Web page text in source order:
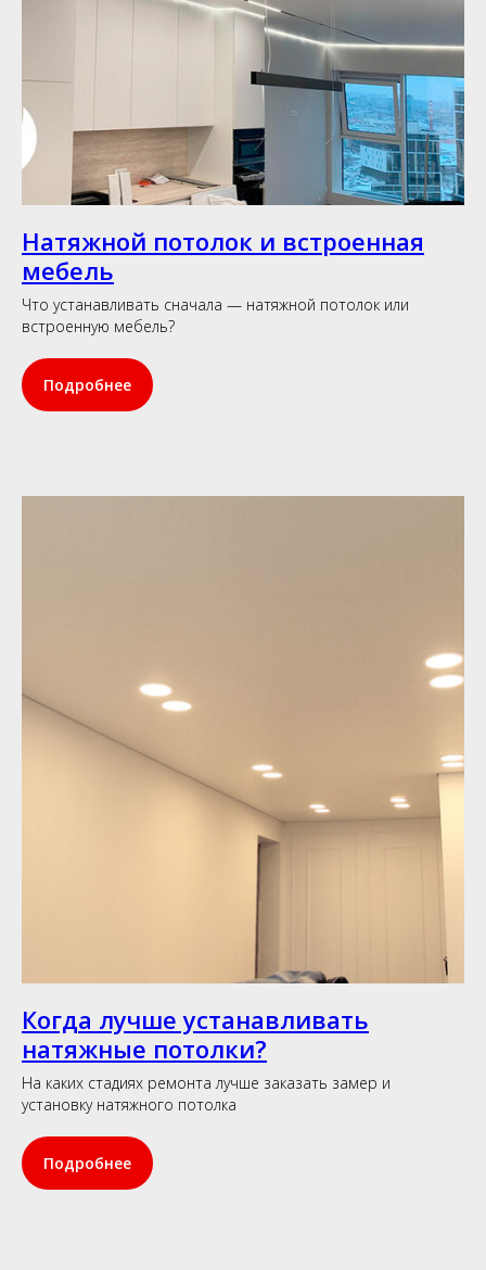
Натяжной потолок и встроенная
мебель
Что устанавливать сначала — натяжной потолок или
встроенную мебель?
Подробнее
Когда лучше устанавливать
натяжные потолки?
На каких стадиях ремонта лучше заказать замер и
установку натяжного потолка
Подробнее